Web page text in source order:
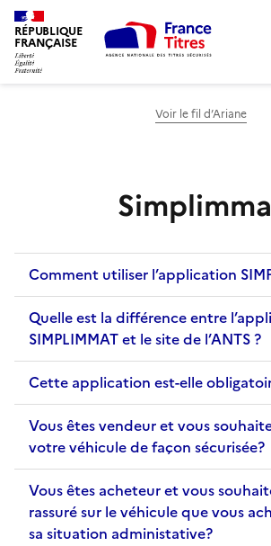
RÉPUBLIQUE
FRANÇAISE
Voir le fil d’Ariane
Comment utiliser l’application
Quelle est la différence entre
SIMPLIMMAT et le site de l’ANTS ?
Cette application est-elle
Vous êtes vendeur et vous
votre véhicule de façon sécurisée?
Vous êtes acheteur et vous
rassuré sur le véhicule que vous
sa situation administative?